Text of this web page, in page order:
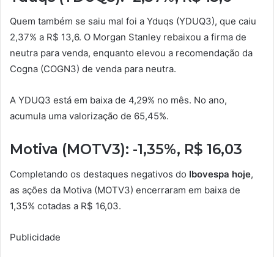
Quem também se saiu mal foi a Yduqs (YDUQ3), que caiu
2,37% a R$ 13,6. O Morgan Stanley rebaixou a firma de
neutra para venda, enquanto elevou a recomendação da
Cogna (COGN3) de venda para neutra.
A YDUQ3 está em baixa de 4,29% no mês. No ano,
acumula uma valorização de 65,45%.
Motiva (MOTV3): -1,35%, R$ 16,03
Completando os destaques negativos do Ibovespa hoje,
as ações da Motiva (MOTV3) encerraram em baixa de
1,35% cotadas a R$ 16,03.
Publicidade